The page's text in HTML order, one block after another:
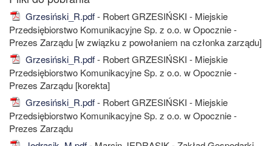
Grzesiński_R.pdf- Robert GRZESIŃSKI - Miejskie
Przedsiębiorstwo Komunikacyjne Sp. z o.o. w Opocznie -
Prezes Zarządu [w związku z powołaniem na członka zarządu]
Grzesiński_R.pdf- Robert GRZESIŃSKI - Miejskie
Przedsiębiorstwo Komunikacyjne Sp. z o.o. w Opocznie -
Prezes Zarządu [korekta]
Grzesiński_R.pdf- Robert GRZESIŃSKI - Miejskie
Przedsiębiorstwo Komunikacyjne Sp. z o.o. w Opocznie -
Prezes Zarządu